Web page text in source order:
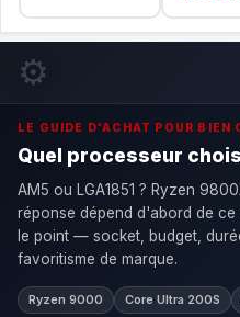
⚙️
LE GUIDE D'ACHAT POUR BIEN
Quel processeur
AM5 ou LGA1851 ? Ryzen
réponse dépend d'abord de
le point — socket, budget,
favoritisme de marque.
Ryzen 9000 Core Ultra 200S